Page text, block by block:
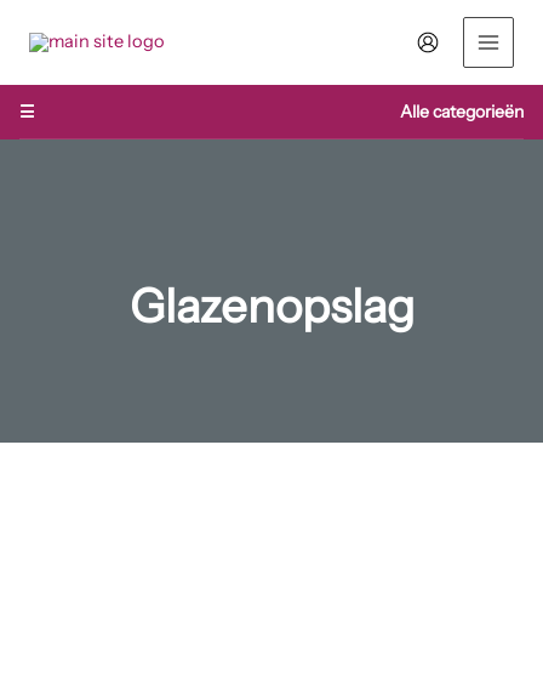
naar
inhoud
☰
Alle categorieën
Glazenopslag